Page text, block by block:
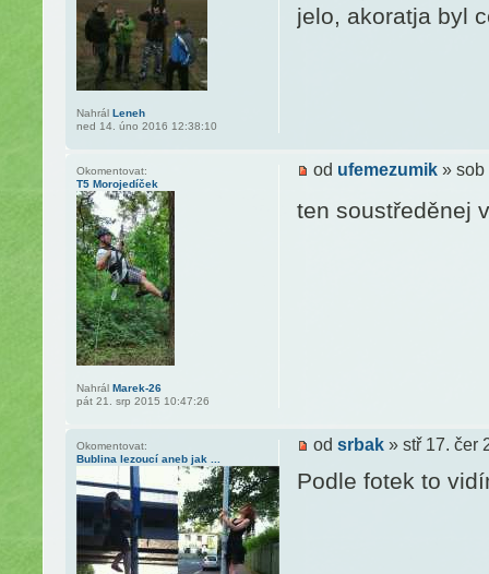
jelo, akoratja byl
Nahrál Leneh
ned 14. úno 2016 12:38:10
od ufemezumik» sob
ten soustředěnej
Okomentovat:
T5 Morojedíček
Nahrál Marek-26
pát 21. srp 2015 10:47:26
od srbak» stř 17. čer
Podle fotek to
Okomentovat:
Bublina lezoucí aneb jak ...